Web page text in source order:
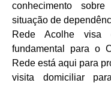
conhecimento
situação de
Rede Acolhe visa
fundamental para o
Rede está aqui para
visita domiciliar